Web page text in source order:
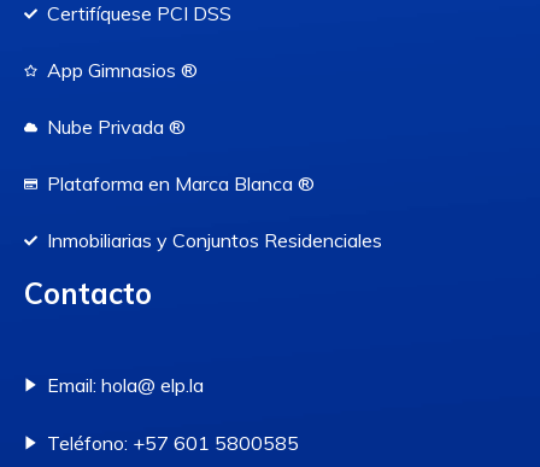
Certifíquese PCI DSS
App Gimnasios ®
Nube Privada ®
Plataforma en Marca Blanca ®
Inmobiliarias y Conjuntos Residenciales
Contacto
Email: hola@ elp.la
Teléfono: +57 601 5800585